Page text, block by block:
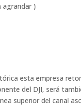
)
esta empresa
del DJI, será
superior del canal